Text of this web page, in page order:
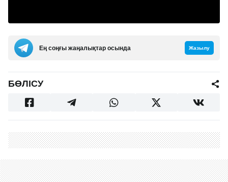
Ең соңғы жаңалықтар осында Жазылу
БӨЛІСУ